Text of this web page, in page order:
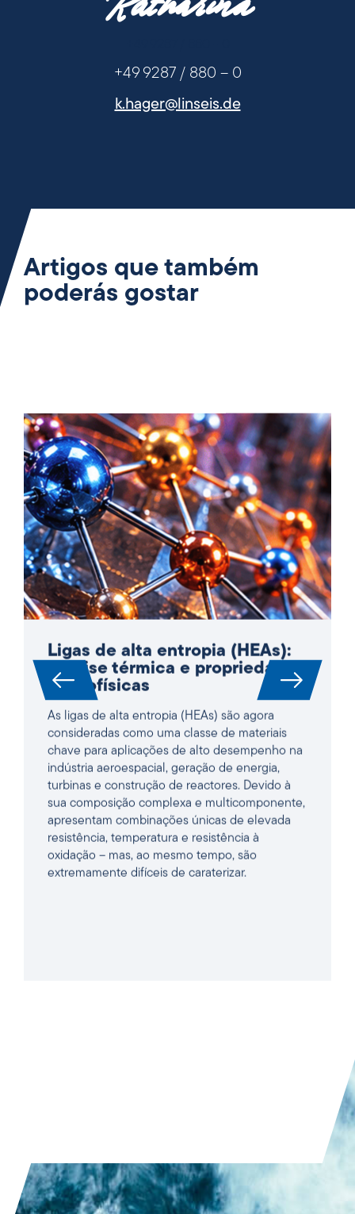
+49 9287 / 880 – 0
k.hager@linseis.de
Artigos que também
poderás gostar
Ligas de alta entropia (HEAs):
Análise térmica e propriedades
termofísicas
consideradas como uma classe de materiais
chave para aplicações de alto desempenho na
indústria aeroespacial, geração de energia,
turbinas e construção de reactores. Devido à
sua composição complexa e multicomponente,
apresentam combinações únicas de elevada
resistência, temperatura e resistência à
oxidação – mas, ao mesmo tempo, são
extremamente difíceis de caraterizar.